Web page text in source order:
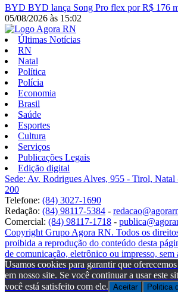
BYD BYD lança Song Pro flex por R$ 176
05/08/2026 às 15:02
Últimas Notícias
RN
Natal
Política
Polícia
Economia
Brasil
Saúde
Esportes
Cultura
Serviços
Publicações Legais
Edição digital
Sede: Av. Rodrigues Alves, 955 - Tirol,
200
Telefone: (84) 3027-1690
Redação: (84) 98117-5384 -
Comercial: (84) 98117-1718 -
Copyright Grupo Agora RN. Todos os
proibida a reprodução do conteúdo desta
de comunicação, eletrônico ou impresso, sem
Usamos cookies para garantir que
em nosso site. Se você continuar a usar este
você está satisfeito com ele. Aceitar Politica